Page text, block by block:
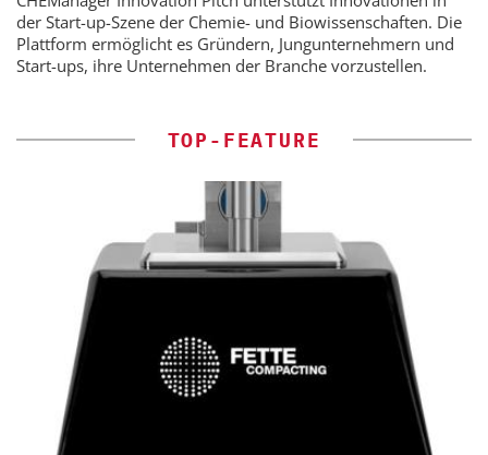
der Start-up-Szene der Chemie- und Biowissenschaften. Die
Plattform ermöglicht es Gründern, Jungunternehmern und
Start-ups, ihre Unternehmen der Branche vorzustellen.
TOP-FEATURE